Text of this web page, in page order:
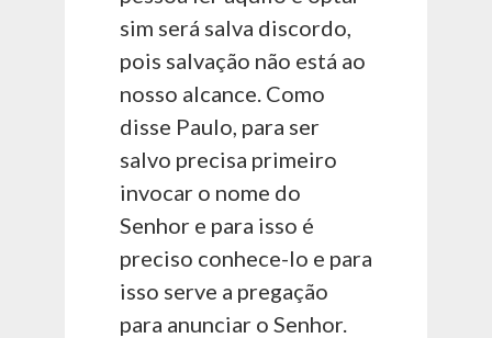
sim será salva discordo,
pois salvação não está ao
nosso alcance. Como
disse Paulo, para ser
salvo precisa primeiro
invocar o nome do
Senhor e para isso é
preciso conhece-lo e para
isso serve a pregação
para anunciar o Senhor.